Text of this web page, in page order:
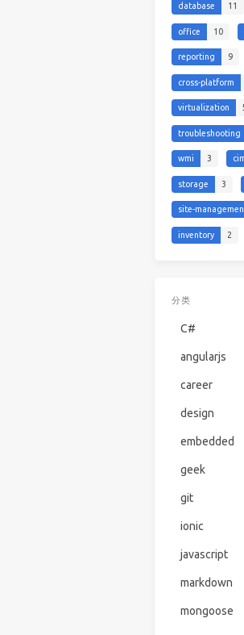
database 11
office 10
reporting 9
cross-platform
virtualization
troubleshooting
wmi 3
storage 3
site-
inventory 2
分类
C#
angularjs
career
design
embedded
geek
git
ionic
javascript
markdown
mongoose